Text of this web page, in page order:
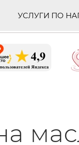
УСЛУГИ ПО